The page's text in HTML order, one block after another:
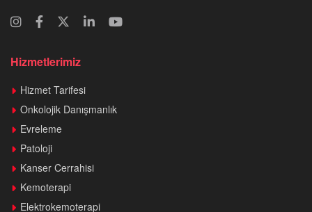
Hizmetlerimiz
Hizmet Tarifesi
Onkolojik Danışmanlık
Evreleme
Patoloji
Kanser Cerrahisi
Kemoterapi
Elektrokemoterapi